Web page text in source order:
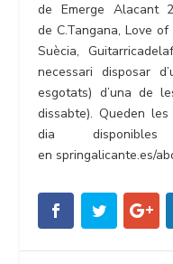
de Emerge Alacant
de C.Tangana, Love
Suècia,
necessari disposar
esgotats) d’una de
dissabte). Queden
dia
en springalicante.es/